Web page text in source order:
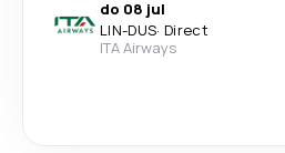
do 08 jul
LIN-DUS· Direct
ITA Airways